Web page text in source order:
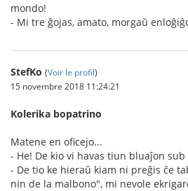
mondo!
- Mi tre ĝojas, amato, morgaŭ
StefKo (Voir le profil)
15 novembre 2018 11:24:21
Kolerika bopatrino
Matene en oficejo...
- He! De kio vi havas tiun bluaĵon sub
- De tio ke hieraŭ kiam ni preĝis ĉe
nin de la malbono", mi nevole